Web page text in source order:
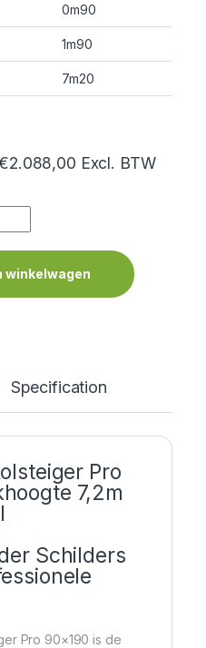
0m90
1m90
7m20
2.088,00 Excl. BTW
winkelwagen
Specification
Pro
7,2m
Schilders
Pro 90×190 is de